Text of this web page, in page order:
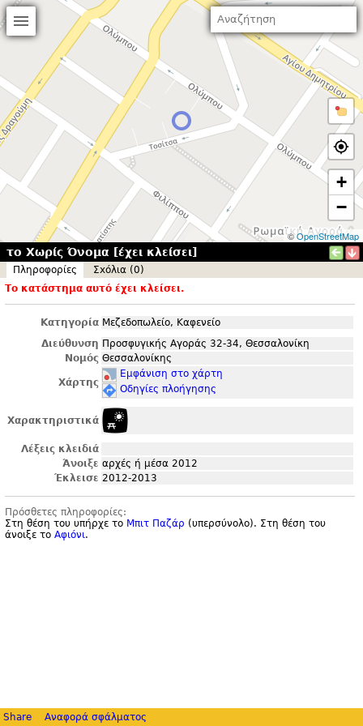
+
−
©OpenStreetMap
το Χωρίς Όνομα [έχει κλείσει]
Πληροφορίες
Σxόλια (0)
Το κατάστημα αυτό έχει κλείσει.
Κατηγορία Μεζεδοπωλείο, Καφενείο
Διεύθυνση Προσφυγικής Αγοράς 32-34, Θεσσαλονίκη
Νομός Θεσσαλονίκης
Χάρτης
Εμφάνιση στο χάρτη
Οδηγίες πλοήγησης
Χαρακτηριστικά
Λέξεις κλειδιά
Άνοιξε αρχές ή μέσα 2012
Έκλεισε 2012-2013
Πρόσθετες πληροφορίες:
Στη θέση του υπήρχε το Μπιτ Παζάρ (υπερσύνολο). Στη θέση του
άνοιξε το Αφιόνι.
Share Αναφορά σφάλματος